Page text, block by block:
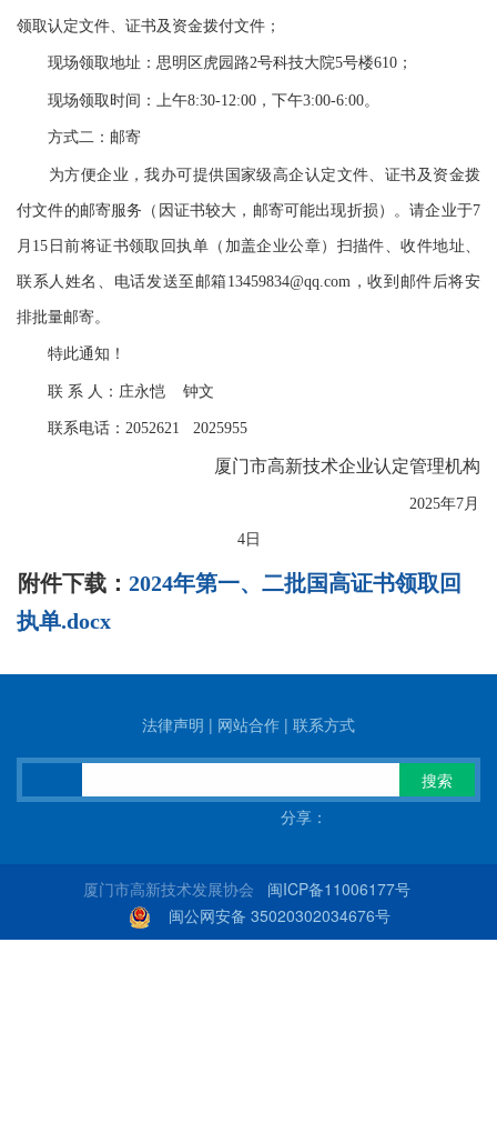
领取认定文件、证书及资金拨付文件；
现场领取地址：思明区虎园路2号科技大院5号楼610；
现场领取时间：上午8:30-12:00，下午3:00-6:00。
方式二：邮寄
为方便企业，我办可提供国家级高企认定文件、证书及资金拨
付文件的邮寄服务（因证书较大，邮寄可能出现折损）。请企业于7
月15日前将证书领取回执单（加盖企业公章）扫描件、收件地址、
联系人姓名、电话发送至邮箱13459834@qq.com，收到邮件后将安
排批量邮寄。
特此通知！
联 系 人：庄永恺 钟文
联系电话：2052621 2025955
厦门市高新技术企业认定管理机构
2025年7月
4日
附件下载： 2024年第一、二批国高证书领取回
执单.docx
法律声明 | 网站合作 | 联系方式
搜索
分享：
厦门市高新技术发展协会 闽ICP备11006177号
闽公网安备 35020302034676号